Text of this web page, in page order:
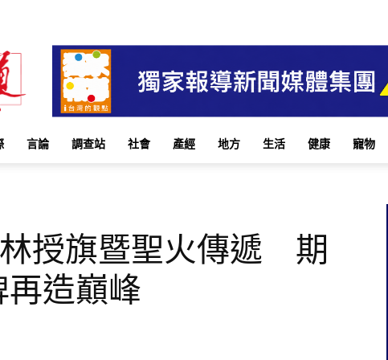
言論 調查站 社會 產經 地方 生活 健康 寵物
授旗暨聖火傳遞 期
造巔峰